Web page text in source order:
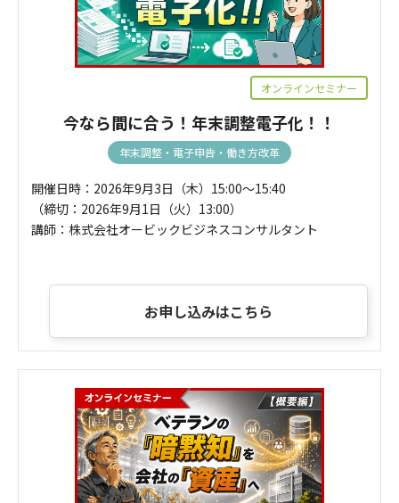
オンラインセミナー
今なら間に合う！年末調整電子化！！
年末調整・電子申告・働き方改革
開催日時：2026年9月3日（木）15:00～15:40
（締切：2026年9月1日（火）13:00）
講師：株式会社オービックビジネスコンサルタント
お申し込みはこちら